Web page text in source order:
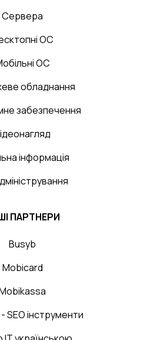
Сервера
ОС
ОС
обладнання
забезпечення
інформація
ПАРТНЕРИ
Busyb
Mobicard
SEO інструменти